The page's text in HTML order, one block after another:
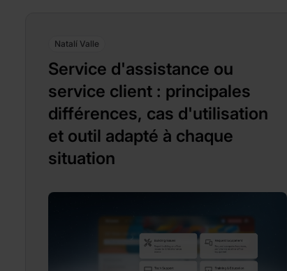
Natalí Valle
Service d'assistance ou
service client : principales
différences, cas d'utilisation
et outil adapté à chaque
situation